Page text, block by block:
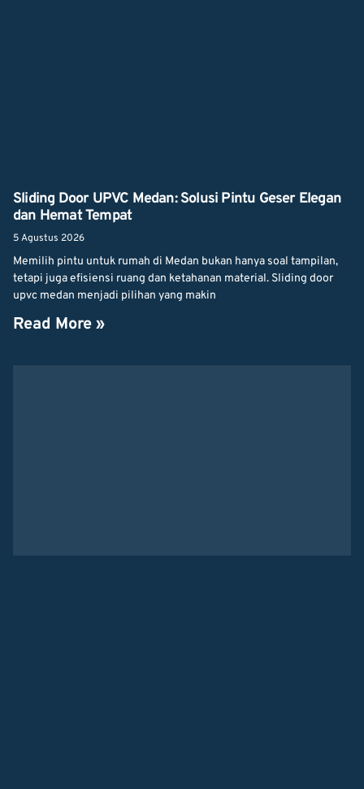
Sliding Door UPVC Medan: Solusi Pintu Geser Elegan
dan Hemat Tempat
5 Agustus 2026
Memilih pintu untuk rumah di Medan bukan hanya soal tampilan,
tetapi juga efisiensi ruang dan ketahanan material. Sliding door
upvc medan menjadi pilihan yang makin
Read More »